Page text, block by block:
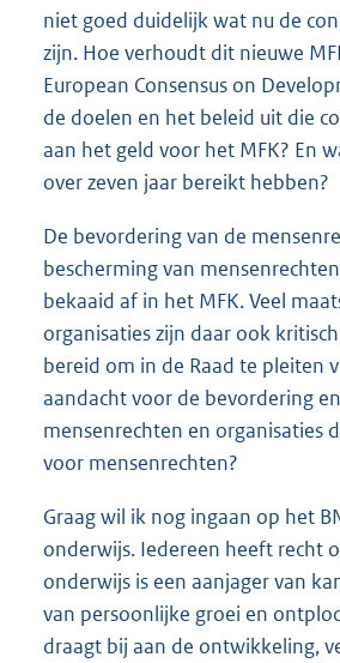
niet goed duidelijk wat nu de
zijn. Hoe verhoudt dit nieuwe
European Consensus on
de doelen en het beleid uit die
aan het geld voor het MFK? En
over zeven jaar bereikt hebben?
De bevordering van de
bescherming van
bekaaid af in het MFK. Veel
organisaties zijn daar ook
bereid om in de Raad te pleiten
aandacht voor de bevordering
mensenrechten en organisaties
voor mensenrechten?
Graag wil ik nog ingaan op het
onderwijs. Iedereen heeft recht
onderwijs is een aanjager van
van persoonlijke groei en
draagt bij aan de ontwikkeling,